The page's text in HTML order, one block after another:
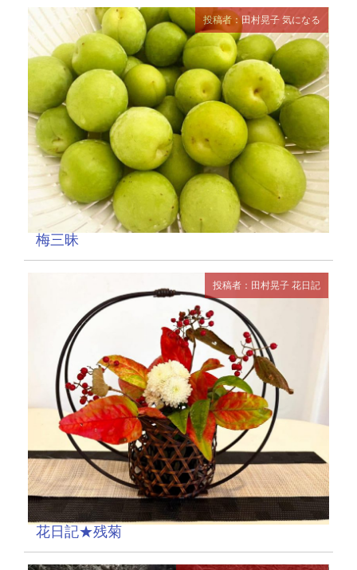
投稿者：田村晃子 気になる
梅三昧
投稿者：田村晃子 花日記
花日記★残菊